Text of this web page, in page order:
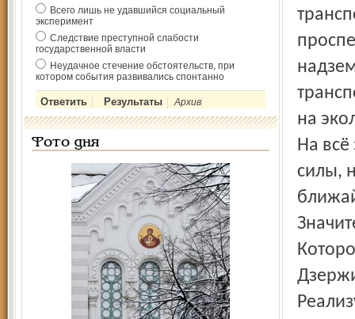
Всего лишь не удавшийся социальный
эксперимент
Следствие преступной слабости
государственной власти
Неудачное стечение обстоятельств, при
котором события развивались спонтанно
Архив
Фото дня
на
На
силы,